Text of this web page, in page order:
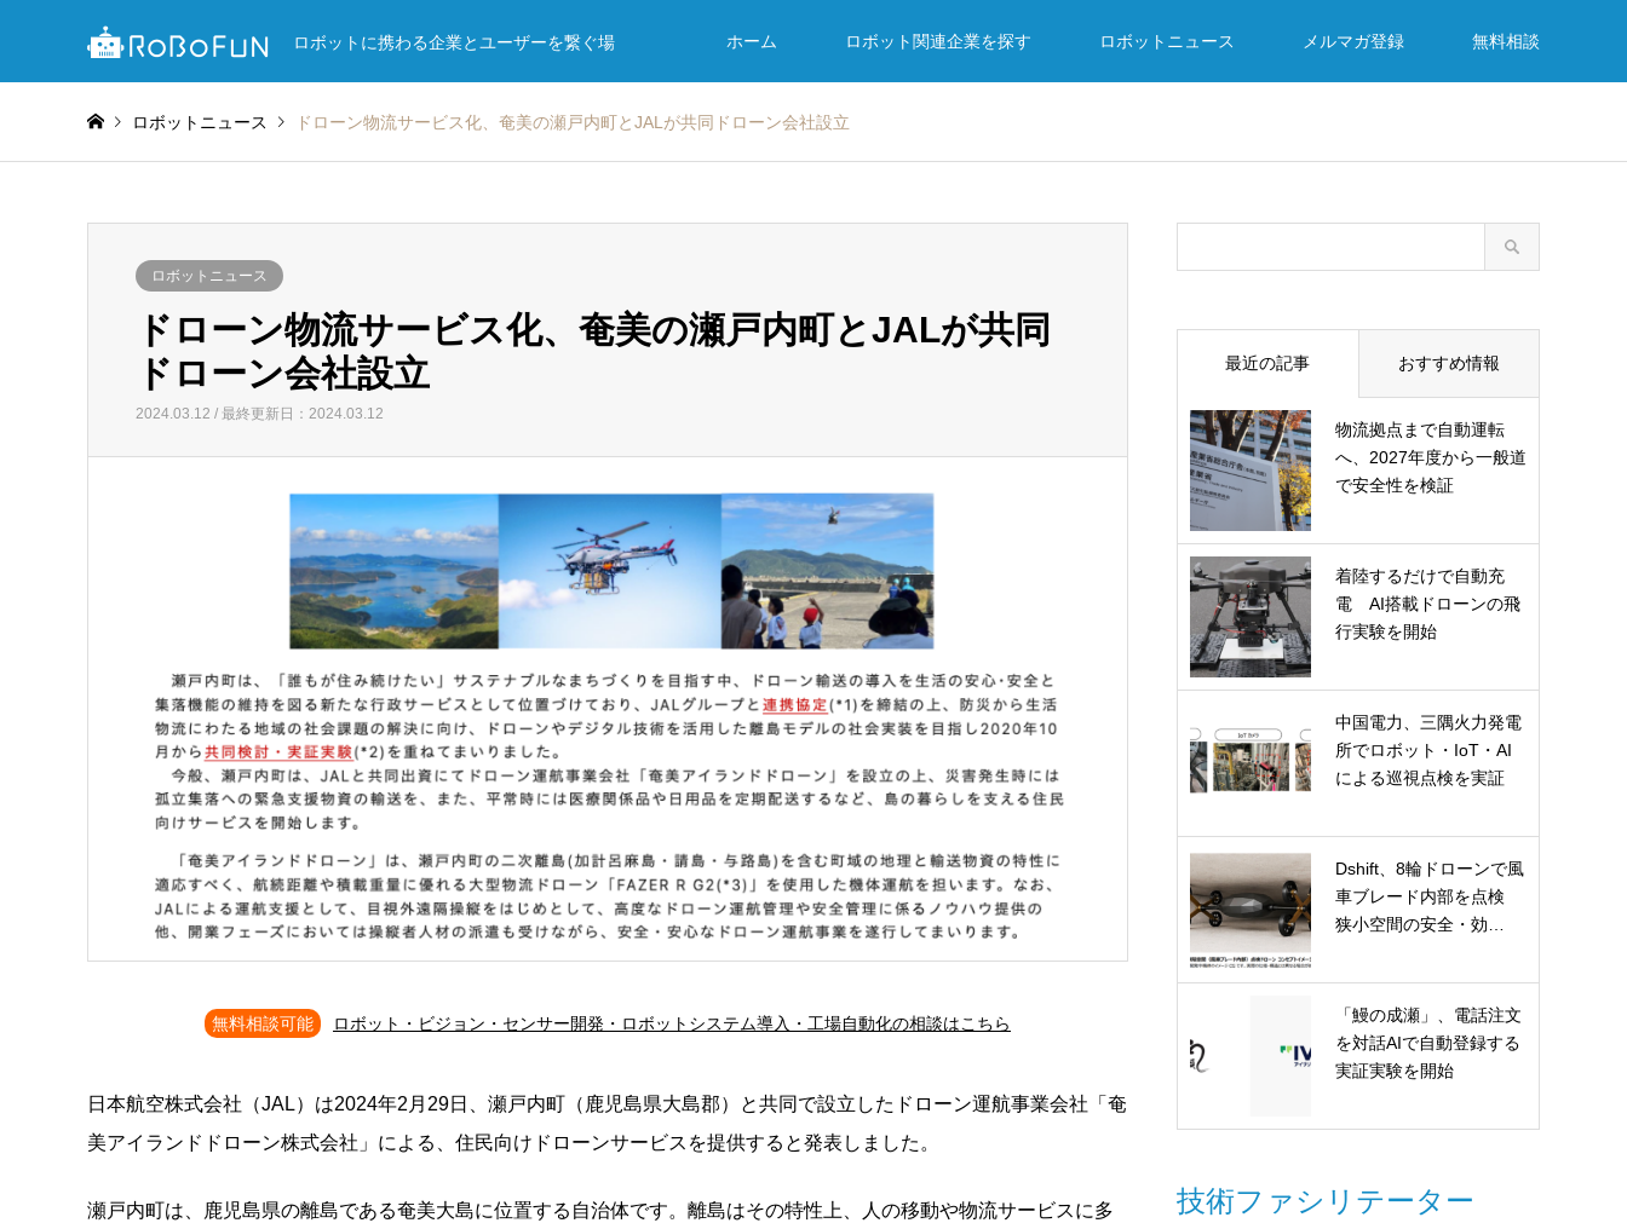
ロボットに携わる企業とユーザーを繋ぐ場 ホーム ロボット関連企業を探す ロボットニュース メルマガ登録 無料相談
ロボットニュース ドローン物流サービス化、奄美の瀬戸内町とJALが共同ドローン会社設立
ロボットニュース
ドローン物流サービス化、奄美の瀬戸内町とJALが共同
ドローン会社設立
2024.03.12 / 最終更新日：2024.03.12
無料相談可能 ロボット・ビジョン・センサー開発・ロボットシステム導入・工場自動化の相談はこちら
日本航空株式会社（JAL）は2024年2月29日、瀬戸内町（鹿児島県大島郡）と共同で設立したドローン運航事業会社「奄
美アイランドドローン株式会社」による、住民向けドローンサービスを提供すると発表しました。
瀬戸内町は、鹿児島県の離島である奄美大島に位置する自治体です。離島はその特性上、人の移動や物流サービスに多
最近の記事 おすすめ情報
物流拠点まで自動運転
へ、2027年度から一般道
で安全性を検証
着陸するだけで自動充
電 AI搭載ドローンの飛
行実験を開始
中国電力、三隅火力発電
所でロボット・IoT・AI
による巡視点検を実証
Dshift、8輪ドローンで風
車ブレード内部を点検
狭小空間の安全・効…
「鰻の成瀬」、電話注文
を対話AIで自動登録する
実証実験を開始
技術ファシリテーター